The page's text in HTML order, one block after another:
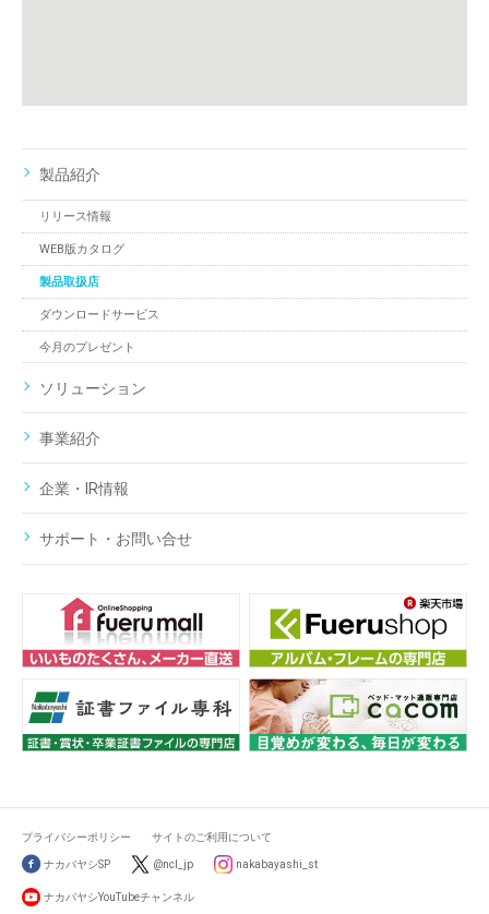
製品紹介
リリース情報
WEB版カタログ
製品取扱店
ダウンロードサービス
今月のプレゼント
ソリューション
事業紹介
企業・IR情報
サポート・お問い合せ
プライバシーポリシー サイトのご利用について
ナカバヤシSP @ncl_jp nakabayashi_st
ナカバヤシYouTubeチャンネル